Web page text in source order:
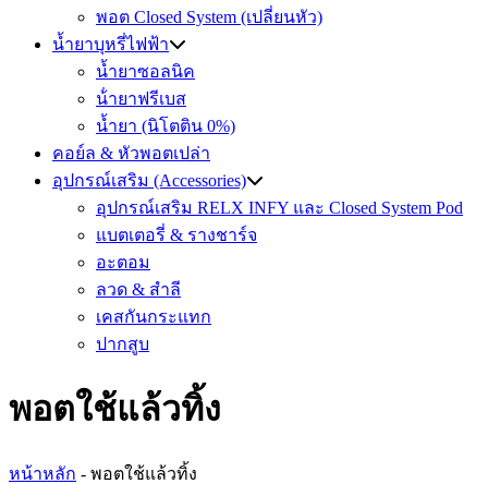
พอต Closed System (เปลี่ยนหัว)
น้ำยาบุหรี่ไฟฟ้า
น้ำยาซอลนิค
น้ํายาฟรีเบส
น้ำยา (นิโตติน 0%)
คอย์ล & หัวพอตเปล่า
อุปกรณ์เสริม (Accessories)
อุปกรณ์เสริม RELX INFY และ Closed System Pod
แบตเตอรี่ & รางชาร์จ
อะตอม
ลวด ​& สำลี
เคสกันกระแทก
ปากสูบ
พอตใช้แล้วทิ้ง
หน้าหลัก - พอตใช้แล้วทิ้ง